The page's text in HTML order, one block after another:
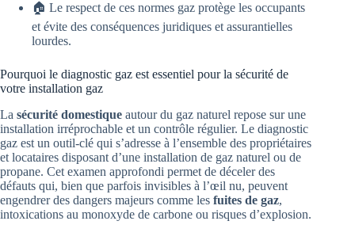
🏠 Le respect de ces normes gaz protège les occupants
et évite des conséquences juridiques et assurantielles
lourdes.
Pourquoi le diagnostic gaz est essentiel pour la sécurité de
votre installation gaz
La sécurité domestique autour du gaz naturel repose sur une
installation irréprochable et un contrôle régulier. Le diagnostic
gaz est un outil-clé qui s’adresse à l’ensemble des propriétaires
et locataires disposant d’une installation de gaz naturel ou de
propane. Cet examen approfondi permet de déceler des
défauts qui, bien que parfois invisibles à l’œil nu, peuvent
engendrer des dangers majeurs comme les fuites de gaz,
intoxications au monoxyde de carbone ou risques d’explosion.